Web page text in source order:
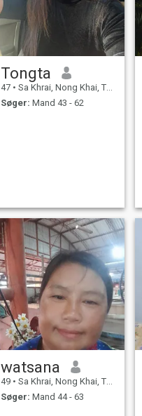
Tongta
47 • Sa Khrai, Nong Khai, Thailand
Søger: Mand 43 - 62
watsana
49 • Sa Khrai, Nong Khai, Thailand
Søger: Mand 44 - 63